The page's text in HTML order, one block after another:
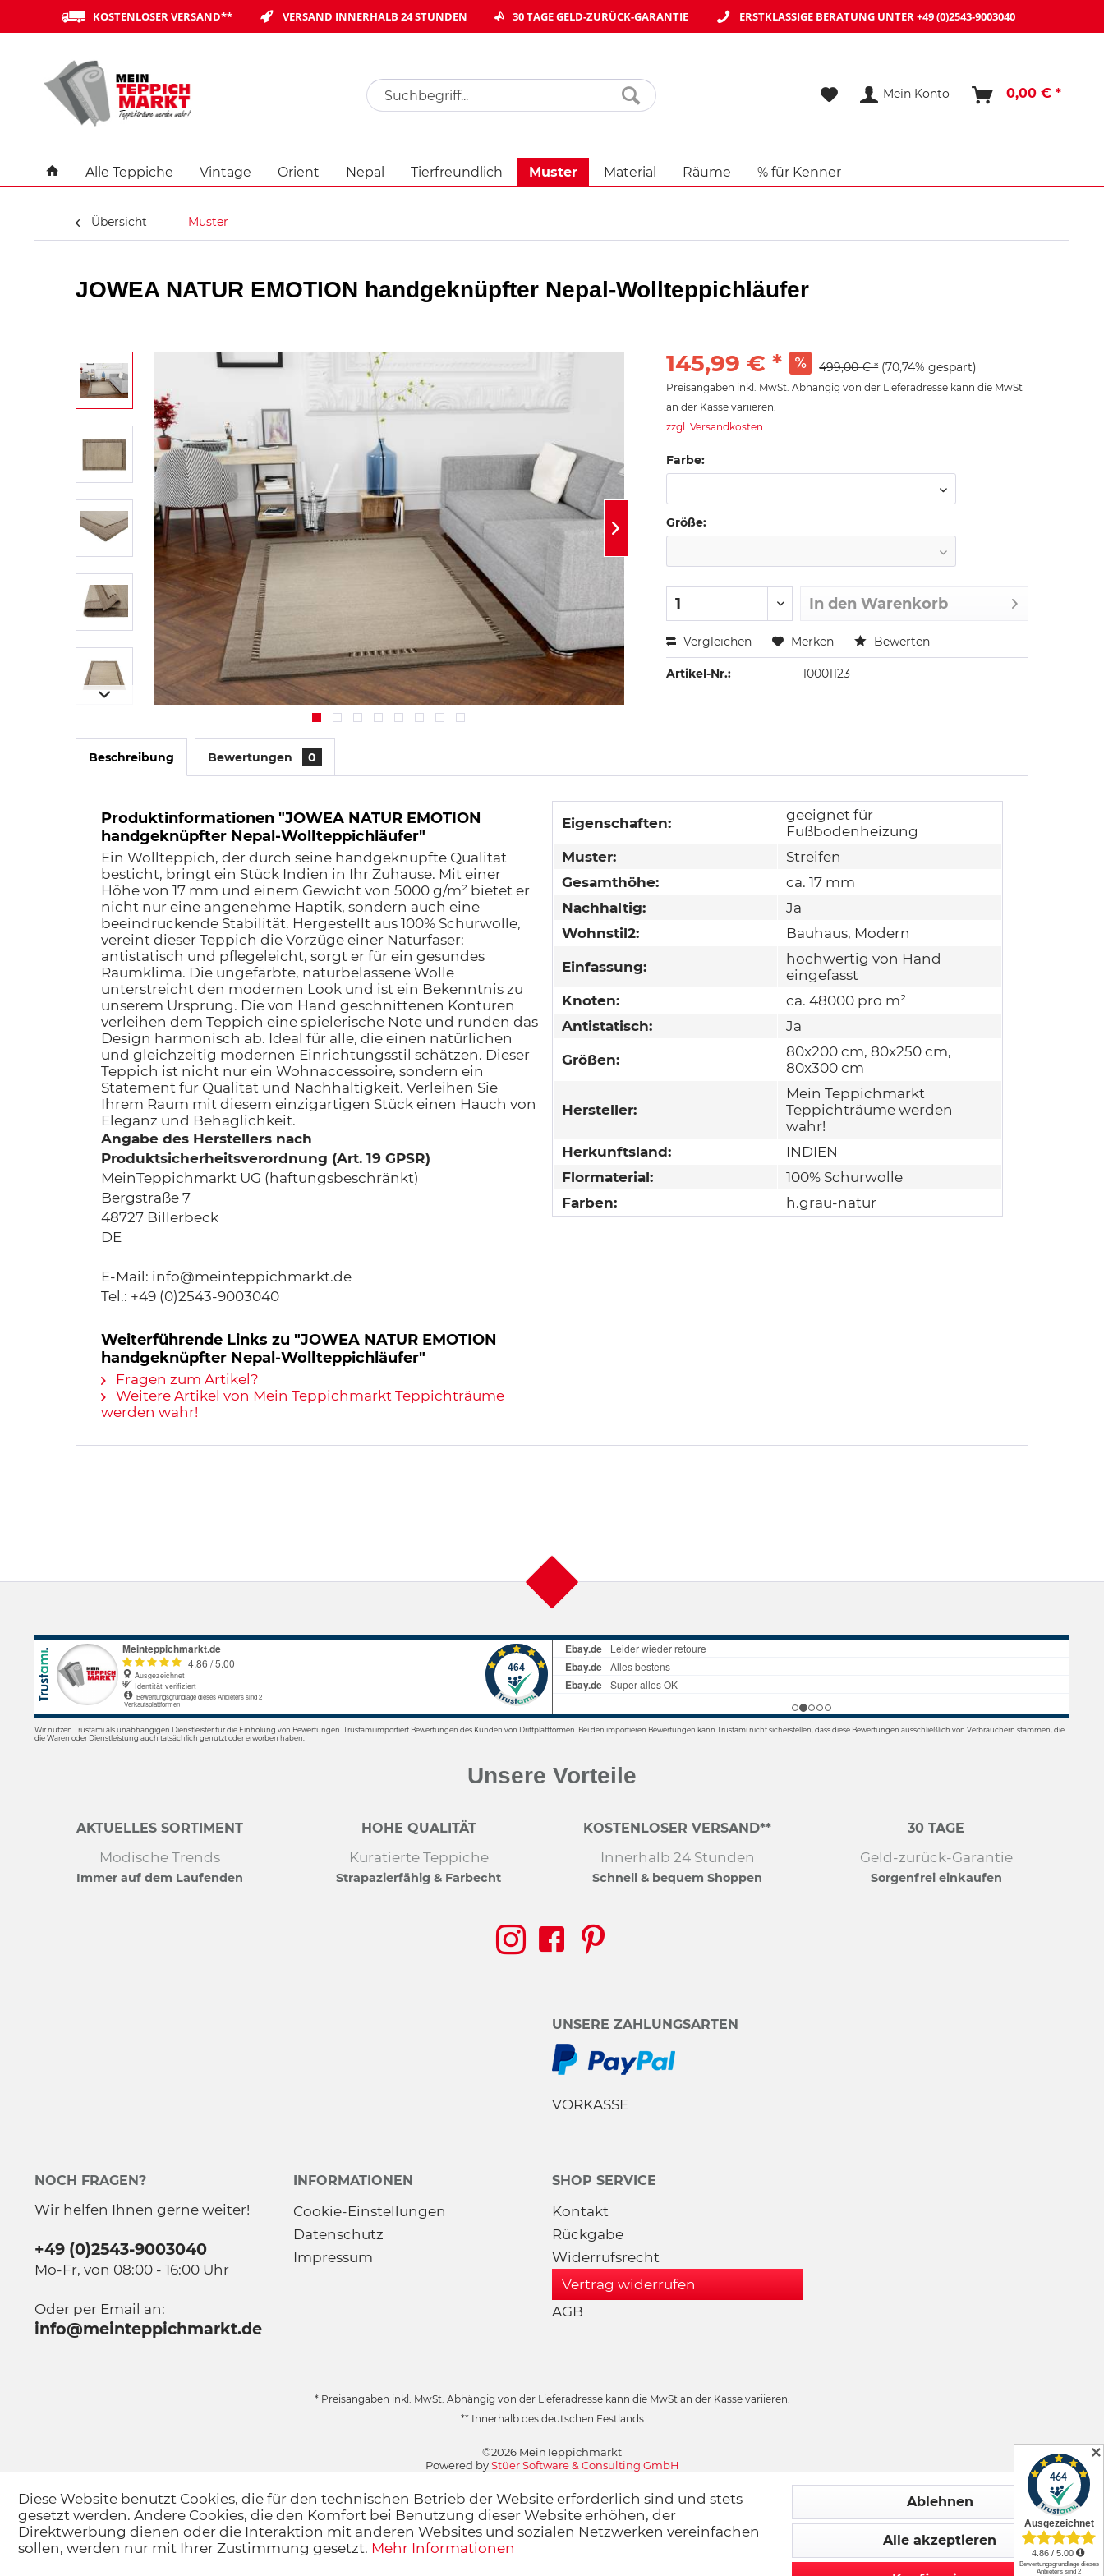
KOSTENLOSER VERSAND** VERSAND INNERHALB 24 STUNDEN 30 TAGE GELD-ZURÜCK-GARANTIE ERSTKLASSIGE BERATUNG UNTER+49 (0)2543-9003040
Mein Konto 0,00 € *
Alle Teppiche Vintage Orient Nepal Tierfreundlich Muster Material Räume % für Kenner
Übersicht Muster
JOWEA NATUR EMOTION handgeknüpfter Nepal-Wollteppichläufer
145,99 € * 499,00 € * (70,74% gespart)
Preisangaben inkl. MwSt. Abhängig von der Lieferadresse kann die MwSt
an der Kasse variieren.
zzgl. Versandkosten
Farbe:
Größe:
In den Warenkorb
Vergleichen Merken Bewerten
Artikel-Nr.: 10001123
Beschreibung Bewertungen 0
Produktinformationen "JOWEA NATUR EMOTION
handgeknüpfter Nepal-Wollteppichläufer"
Ein Wollteppich, der durch seine handgeknüpfte Qualität
besticht, bringt ein Stück Indien in Ihr Zuhause. Mit einer
Höhe von 17 mm und einem Gewicht von 5000 g/m² bietet er
nicht nur eine angenehme Haptik, sondern auch eine
beeindruckende Stabilität. Hergestellt aus 100% Schurwolle,
vereint dieser Teppich die Vorzüge einer Naturfaser:
antistatisch und pflegeleicht, sorgt er für ein gesundes
Raumklima. Die ungefärbte, naturbelassene Wolle
unterstreicht den modernen Look und ist ein Bekenntnis zu
unserem Ursprung. Die von Hand geschnittenen Konturen
verleihen dem Teppich eine spielerische Note und runden das
Design harmonisch ab. Ideal für alle, die einen natürlichen
und gleichzeitig modernen Einrichtungsstil schätzen. Dieser
Teppich ist nicht nur ein Wohnaccessoire, sondern ein
Statement für Qualität und Nachhaltigkeit. Verleihen Sie
Ihrem Raum mit diesem einzigartigen Stück einen Hauch von
Eleganz und Behaglichkeit.
Angabe des Herstellers nach
Produktsicherheitsverordnung (Art. 19 GPSR)
MeinTeppichmarkt UG (haftungsbeschränkt)
Bergstraße 7
48727 Billerbeck
DE
E-Mail: info@meinteppichmarkt.de
Tel.: +49 (0)2543-9003040
Weiterführende Links zu "JOWEA NATUR EMOTION
handgeknüpfter Nepal-Wollteppichläufer"
Fragen zum Artikel?
Weitere Artikel von Mein Teppichmarkt Teppichträume
werden wahr!
Eigenschaften:
geeignet für
Fußbodenheizung
Muster:
Streifen
Gesamthöhe:
ca. 17 mm
Nachhaltig:
Ja
Wohnstil2:
Bauhaus, Modern
Einfassung:
hochwertig von Hand
eingefasst
Knoten:
ca. 48000 pro m²
Antistatisch:
Ja
Größen:
80x200 cm, 80x250 cm,
80x300 cm
Hersteller:
Mein Teppichmarkt
Teppichträume werden
wahr!
Herkunftsland:
INDIEN
Flormaterial:
100% Schurwolle
Farben:
h.grau-natur
✕
Wir nutzen Trustami als unabhängigen Dienstleister für die Einholung von Bewertungen. Trustami importiert Bewertungen des Kunden von Drittplattformen. Bei den importieren Bewertungen kann Trustami nicht sicherstellen, dass diese Bewertungen ausschließlich von Verbrauchern stammen, die
die Waren oder Dienstleistung auch tatsächlich genutzt oder erworben haben.
Unsere Vorteile
AKTUELLES SORTIMENT
Modische Trends
Immer auf dem Laufenden
HOHE QUALITÄT
Kuratierte Teppiche
Strapazierfähig & Farbecht
KOSTENLOSER VERSAND**
Innerhalb 24 Stunden
Schnell & bequem Shoppen
30 TAGE
Geld-zurück-Garantie
Sorgenfrei einkaufen
UNSERE ZAHLUNGSARTEN
VORKASSE
NOCH FRAGEN?
Wir helfen Ihnen gerne weiter!
+49 (0)2543-9003040
Mo-Fr, von 08:00 - 16:00 Uhr
Oder per Email an:
info@meinteppichmarkt.de
INFORMATIONEN
Cookie-Einstellungen
Datenschutz
Impressum
SHOP SERVICE
Kontakt
Rückgabe
Widerrufsrecht
Vertrag widerrufen
AGB
* Preisangaben inkl. MwSt. Abhängig von der Lieferadresse kann die MwSt an der Kasse variieren.
** Innerhalb des deutschen Festlands
©2026 MeinTeppichmarkt
Powered byStüer Software & Consulting GmbH
Diese Website benutzt Cookies, die für den technischen Betrieb der Website erforderlich sind und stets
gesetzt werden. Andere Cookies, die den Komfort bei Benutzung dieser Website erhöhen, der
Direktwerbung dienen oder die Interaktion mit anderen Websites und sozialen Netzwerken vereinfachen
sollen, werden nur mit Ihrer Zustimmung gesetzt. Mehr Informationen
Ablehnen
Alle akzeptieren